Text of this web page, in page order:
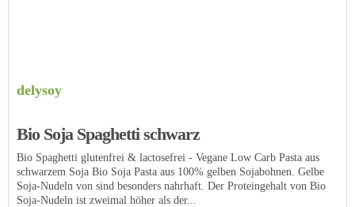
delysoy
Bio Soja Spaghetti schwarz
Bio Spaghetti glutenfrei & lactosefrei - Vegane Low Carb Pasta aus
schwarzem Soja Bio Soja Pasta aus 100% gelben Sojabohnen. Gelbe
Soja-Nudeln von sind besonders nahrhaft. Der Proteingehalt von Bio
Soja-Nudeln ist zweimal höher als der...